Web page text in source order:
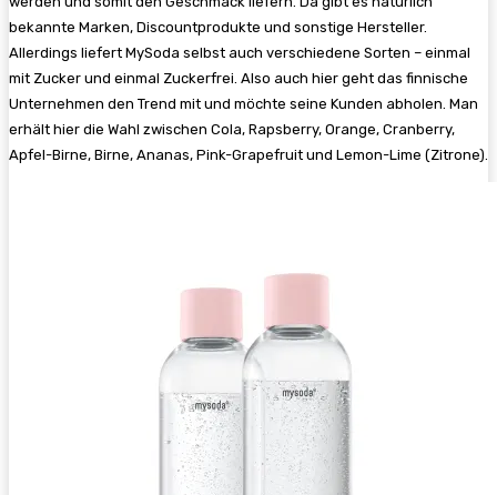
bekannte Marken, Discountprodukte und sonstige Hersteller.
Allerdings liefert MySoda selbst auch verschiedene Sorten – einmal
mit Zucker und einmal Zuckerfrei. Also auch hier geht das finnische
Unternehmen den Trend mit und möchte seine Kunden abholen. Man
erhält hier die Wahl zwischen Cola, Rapsberry, Orange, Cranberry,
Apfel-Birne, Birne, Ananas, Pink-Grapefruit und Lemon-Lime (Zitrone).